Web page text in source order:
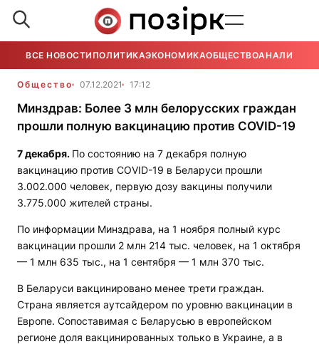
ВСЕ НОВОСТИ ПОЛИТИКАЭКОНОМИКАОБЩЕСТВОАНАЛИТИКА
Общество 07.12.2021 17:12
Минздрав: Более 3 млн белорусских граждан
прошли полную вакцинацию против COVID-19
7 декабря. По состоянию на 7 декабря полную
вакцинацию против COVID-19 в Беларуси прошли
3.002.000 человек, первую дозу вакцины получили
3.775.000 жителей страны.
По информации Минздрава, на 1 ноября полный курс
вакцинации прошли 2 млн 214 тыс. человек, на 1 октября
— 1 млн 635 тыс., на 1 сентября — 1 млн 370 тыс.
В Беларуси вакцинировано менее трети граждан.
Страна является аутсайдером по уровню вакцинации в
Европе. Сопоставимая с Беларусью в европейском
регионе доля вакцинированных только в Украине, а в